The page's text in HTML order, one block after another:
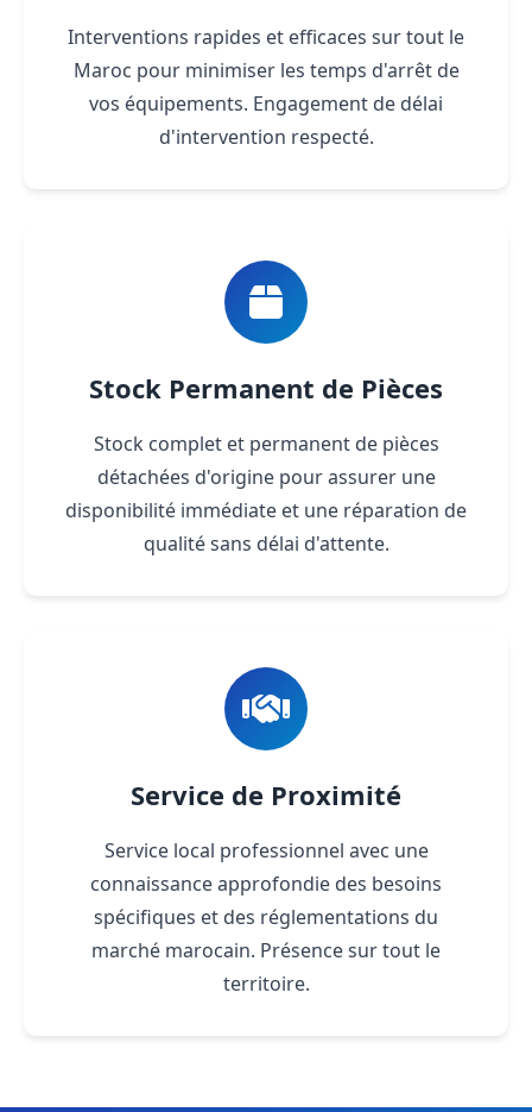
Interventions rapides et efficaces sur tout le
Maroc pour minimiser les temps d'arrêt de
vos équipements. Engagement de délai
d'intervention respecté.
Stock Permanent de Pièces
Stock complet et permanent de pièces
détachées d'origine pour assurer une
disponibilité immédiate et une réparation de
qualité sans délai d'attente.
Service de Proximité
Service local professionnel avec une
connaissance approfondie des besoins
spécifiques et des réglementations du
marché marocain. Présence sur tout le
territoire.